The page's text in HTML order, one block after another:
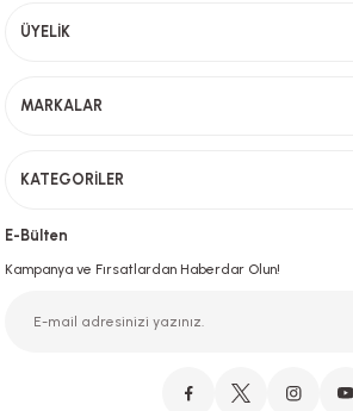
Orijinal Ürün Garantisiyle Sorunsuz Alışverişin Adresi.
ÜYELİK
MARKALAR
KATEGORİLER
E-Bülten
Kampanya ve Fırsatlardan Haberdar Olun!